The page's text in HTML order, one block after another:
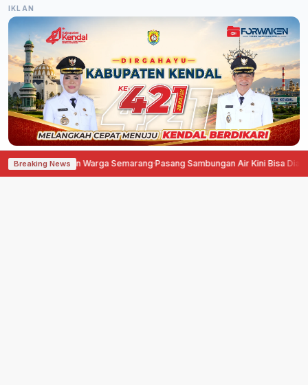
IKLAN
Breaking News
Warga Semarang· Pasang Sambungan Air Kini Bisa Diangsur, PDAM